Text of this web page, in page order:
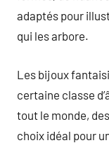
adaptés pour
qui les arbore.
Les bijoux
certaine classe
tout le monde,
choix idéal pour